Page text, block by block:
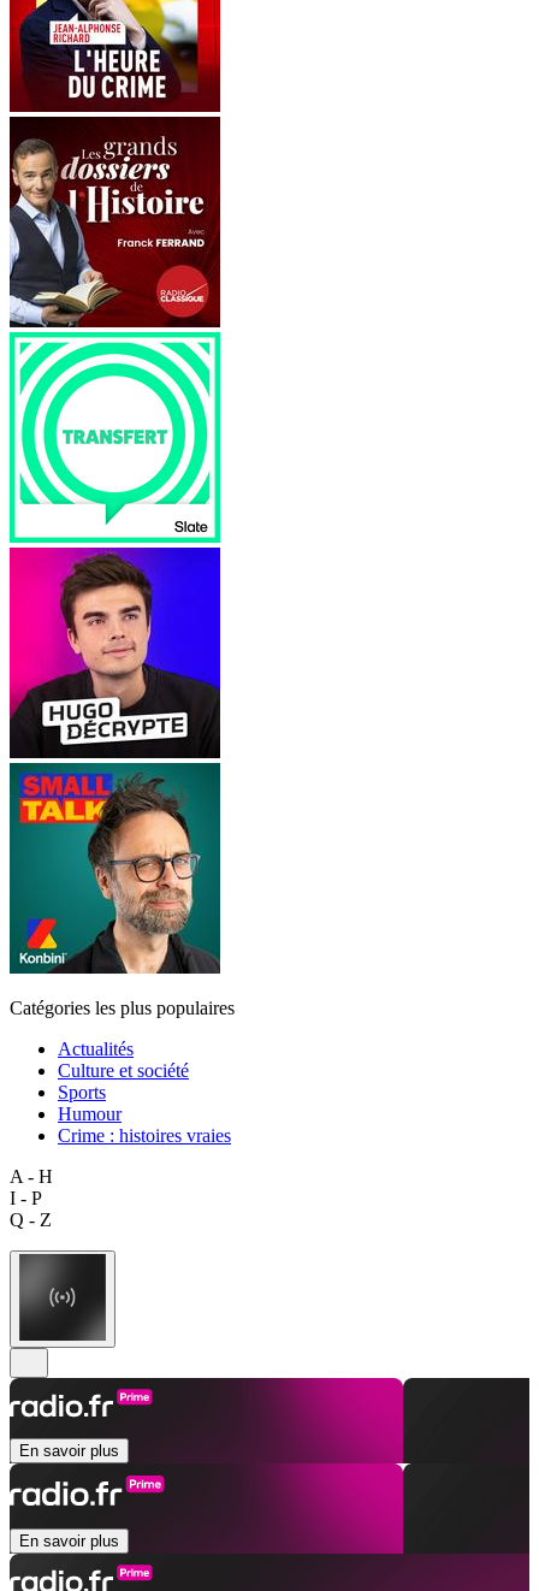
Catégories les plus populaires
Actualités
Culture et société
Sports
Humour
Crime : histoires vraies
A - H
I - P
Q - Z
En savoir plus
En savoir plus